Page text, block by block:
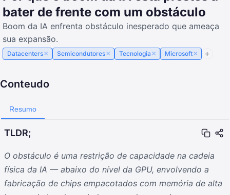
bater de frente com um obstáculo
Boom da IA enfrenta obstáculo inesperado que ameaça
sua expansão.
Datacenters× Semicondutores× Tecnologia × Microsoft×
Conteudo
Resumo
TLDR;
O obstáculo é uma restrição de capacidade na cadeia
física da IA — abaixo do nível da GPU, envolvendo a
fabricação de chips empacotados com memória de alta